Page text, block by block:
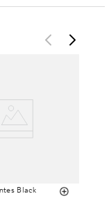
Black